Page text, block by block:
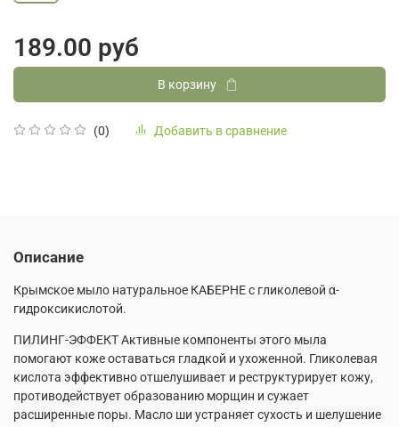
(0) Добавить в сравнение
189.00 руб
В корзину
Описание
Крымское мыло натуральное КАБЕРНЕ с гликолевой α-
гидроксикислотой.
ПИЛИНГ-ЭФФЕКТ Активные компоненты этого мыла
помогают коже оставаться гладкой и ухоженной. Гликолевая
кислота эффективно отшелушивает и реструктурирует кожу,
противодействует образованию морщин и сужает
расширенные поры. Масло ши устраняет сухость и шелушение